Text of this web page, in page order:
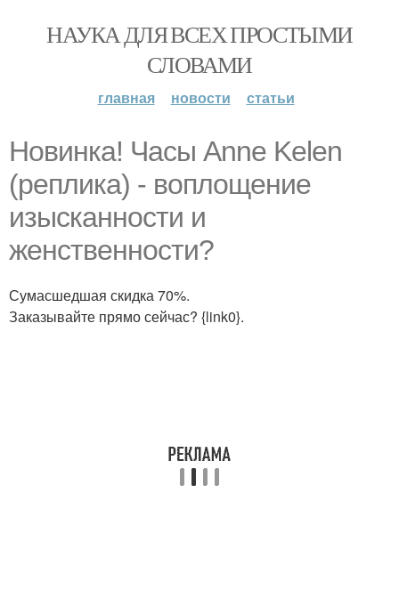
НАУКА ДЛЯ ВСЕХ ПРОСТЫМИ
СЛОВАМИ
главная новости статьи
Новинка! Часы Anne Kelen
(реплика) - воплощение
изысканности и
женственности?
Сумасшедшая скидка 70%.
Заказывайте прямо сейчас? {link0}.